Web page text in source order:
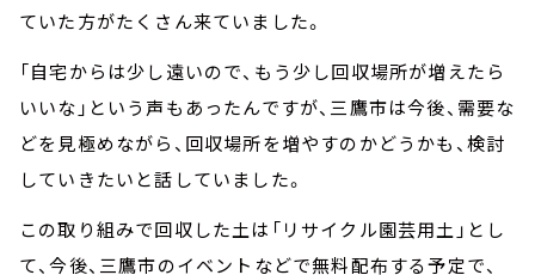
ていた方がたくさん来ていました。
「自宅からは少し遠いので、もう少し回収場所が増えたら
いいな」という声もあったんですが、三鷹市は今後、需要な
どを見極めながら、回収場所を増やすのかどうかも、検討
していきたいと話していました。
この取り組みで回収した土は「リサイクル園芸用土」とし
て、今後、三鷹市のイベントなどで無料配布する予定で、